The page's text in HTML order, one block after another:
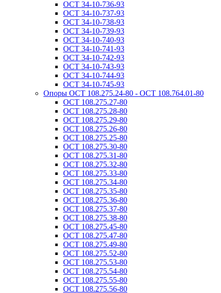
ОСТ 34-10-736-93
ОСТ 34-10-737-93
ОСТ 34-10-738-93
ОСТ 34-10-739-93
ОСТ 34-10-740-93
ОСТ 34-10-741-93
ОСТ 34-10-742-93
ОСТ 34-10-743-93
ОСТ 34-10-744-93
ОСТ 34-10-745-93
Опоры ОСТ 108.275.24-80 - ОСТ 108.764.01-80
ОСТ 108.275.27-80
ОСТ 108.275.28-80
ОСТ 108.275.29-80
ОСТ 108.275.26-80
ОСТ 108.275.25-80
ОСТ 108.275.30-80
ОСТ 108.275.31-80
ОСТ 108.275.32-80
ОСТ 108.275.33-80
ОСТ 108.275.34-80
ОСТ 108.275.35-80
ОСТ 108.275.36-80
ОСТ 108.275.37-80
ОСТ 108.275.38-80
ОСТ 108.275.45-80
ОСТ 108.275.47-80
ОСТ 108.275.49-80
ОСТ 108.275.52-80
ОСТ 108.275.53-80
ОСТ 108.275.54-80
ОСТ 108.275.55-80
ОСТ 108.275.56-80